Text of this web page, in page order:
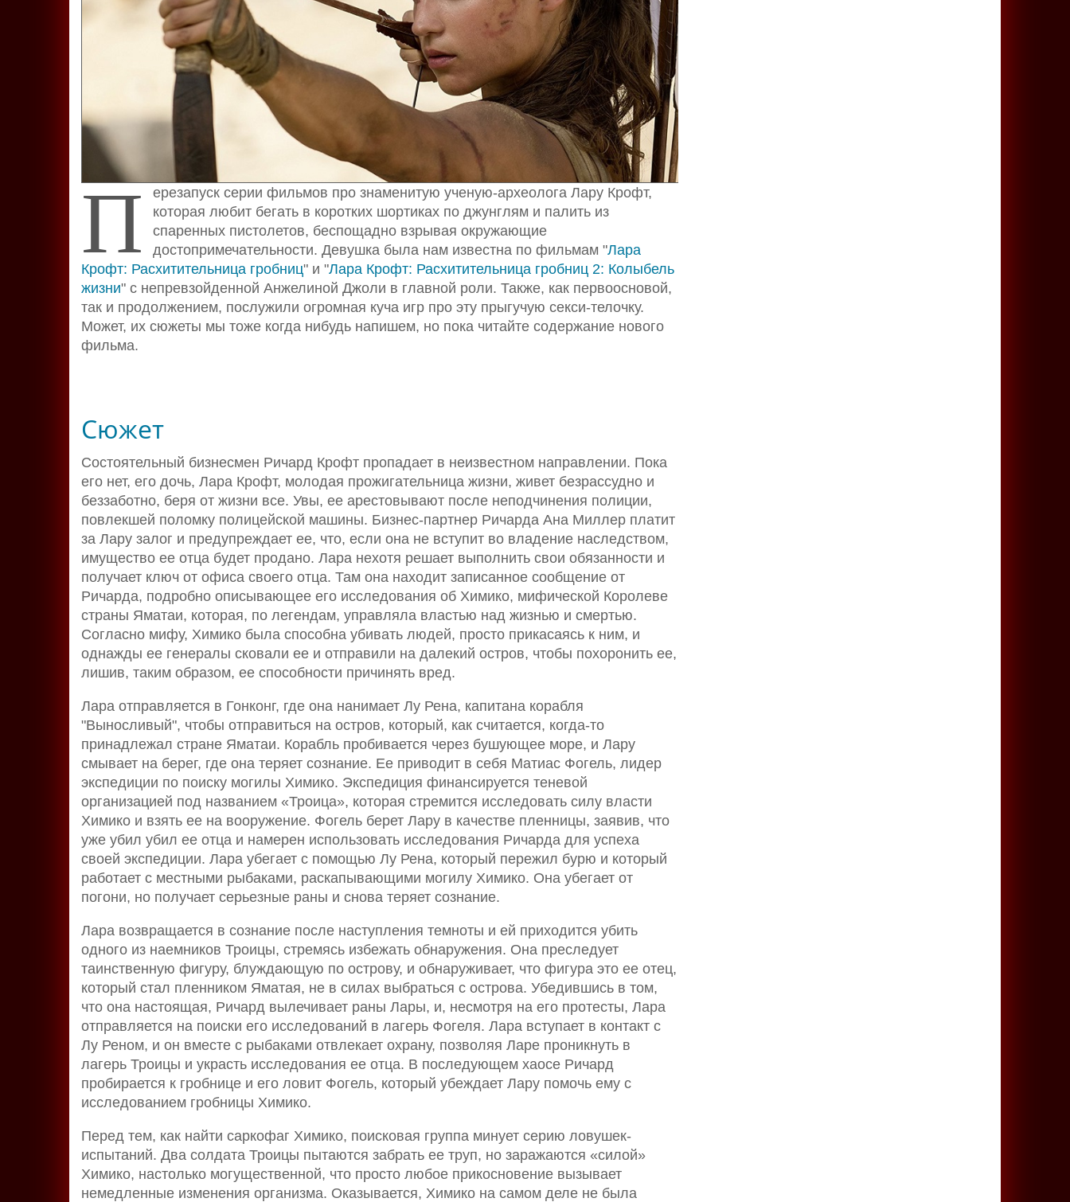
П ерезапуск серии фильмов про знаменитую ученую-археолога Лару Крофт,
которая любит бегать в коротких шортиках по джунглям и палить из
спаренных пистолетов, беспощадно взрывая окружающие
достопримечательности. Девушка была нам известна по фильмам "Лара
Крофт: Расхитительница гробниц" и "Лара Крофт: Расхитительница гробниц 2: Колыбель
жизни" с непревзойденной Анжелиной Джоли в главной роли. Также, как первоосновой,
так и продолжением, послужили огромная куча игр про эту прыгучую секси-телочку.
Может, их сюжеты мы тоже когда нибудь напишем, но пока читайте содержание нового
фильма.
Сюжет
Состоятельный бизнесмен Ричард Крофт пропадает в неизвестном направлении. Пока
его нет, его дочь, Лара Крофт, молодая прожигательница жизни, живет безрассудно и
беззаботно, беря от жизни все. Увы, ее арестовывают после неподчинения полиции,
повлекшей поломку полицейской машины. Бизнес-партнер Ричарда Ана Миллер платит
за Лару залог и предупреждает ее, что, если она не вступит во владение наследством,
имущество ее отца будет продано. Лара нехотя решает выполнить свои обязанности и
получает ключ от офиса своего отца. Там она находит записанное сообщение от
Ричарда, подробно описывающее его исследования об Химико, мифической Королеве
страны Яматаи, которая, по легендам, управляла властью над жизнью и смертью.
Согласно мифу, Химико была способна убивать людей, просто прикасаясь к ним, и
однажды ее генералы сковали ее и отправили на далекий остров, чтобы похоронить ее,
лишив, таким образом, ее способности причинять вред.
Лара отправляется в Гонконг, где она нанимает Лу Рена, капитана корабля
"Выносливый", чтобы отправиться на остров, который, как считается, когда-то
принадлежал стране Яматаи. Корабль пробивается через бушующее море, и Лару
смывает на берег, где она теряет сознание. Ее приводит в себя Матиас Фогель, лидер
экспедиции по поиску могилы Химико. Экспедиция финансируется теневой
организацией под названием «Троица», которая стремится исследовать силу власти
Химико и взять ее на вооружение. Фогель берет Лару в качестве пленницы, заявив, что
уже убил убил ее отца и намерен использовать исследования Ричарда для успеха
своей экспедиции. Лара убегает с помощью Лу Рена, который пережил бурю и который
работает с местными рыбаками, раскапывающими могилу Химико. Она убегает от
погони, но получает серьезные раны и снова теряет сознание.
Лара возвращается в сознание после наступления темноты и ей приходится убить
одного из наемников Троицы, стремясь избежать обнаружения. Она преследует
таинственную фигуру, блуждающую по острову, и обнаруживает, что фигура это ее отец,
который стал пленником Яматая, не в силах выбраться с острова. Убедившись в том,
что она настоящая, Ричард вылечивает раны Лары, и, несмотря на его протесты, Лара
отправляется на поиски его исследований в лагерь Фогеля. Лара вступает в контакт с
Лу Реном, и он вместе с рыбаками отвлекает охрану, позволяя Ларе проникнуть в
лагерь Троицы и украсть исследования ее отца. В последующем хаосе Ричард
пробирается к гробнице и его ловит Фогель, который убеждает Лару помочь ему с
исследованием гробницы Химико.
Перед тем, как найти саркофаг Химико, поисковая группа минует серию ловушек-
испытаний. Два солдата Троицы пытаются забрать ее труп, но заражаются «силой»
Химико, настолько могущественной, что просто любое прикосновение вызывает
немедленные изменения организма. Оказывается, Химико на самом деле не была